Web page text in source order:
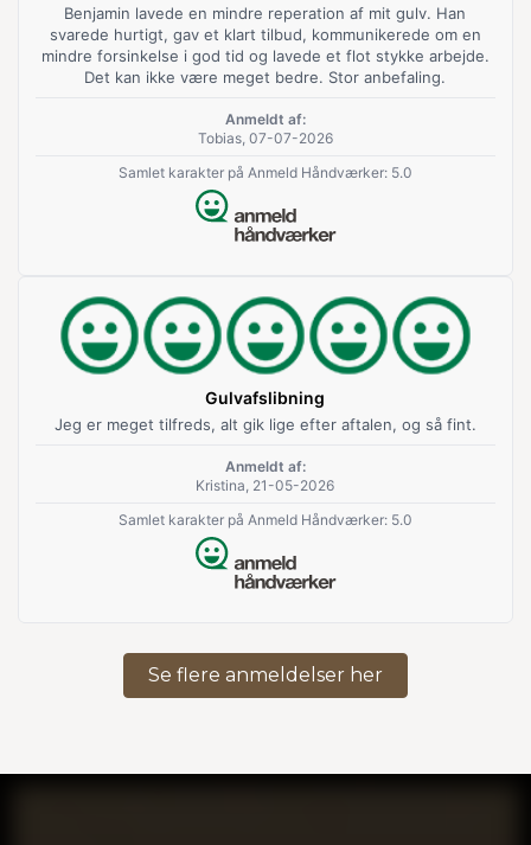
Benjamin lavede en mindre reperation af mit gulv. Han
svarede hurtigt, gav et klart tilbud, kommunikerede om en
mindre forsinkelse i god tid og lavede et flot stykke arbejde.
Det kan ikke være meget bedre. Stor anbefaling.
Anmeldt af:
Tobias, 07-07-2026
Samlet karakter på Anmeld Håndværker: 5.0
Gulvafslibning
Jeg er meget tilfreds, alt gik lige efter aftalen, og så fint.
Anmeldt af:
Kristina, 21-05-2026
Samlet karakter på Anmeld Håndværker: 5.0
Se flere anmeldelser her